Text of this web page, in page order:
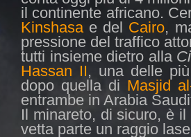
il continente africano.
Kinshasa e del Cairo,
pressione del traffico
tutti insieme dietro alla
Hassan II, una delle
dopo quella di Masjid
entrambe in Arabia
Il minareto, di sicuro, è
vetta parte un raggio